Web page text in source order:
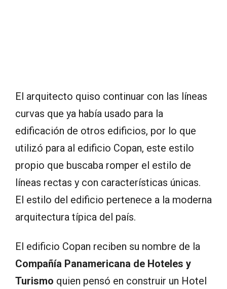
El arquitecto quiso continuar con las líneas
curvas que ya había usado para la
edificación de otros edificios, por lo que
utilizó para al edificio Copan, este estilo
propio que buscaba romper el estilo de
líneas rectas y con características únicas.
El estilo del edificio pertenece a la moderna
arquitectura típica del país.
El edificio Copan reciben su nombre de la
Compañía Panamericana de Hoteles y
Turismo quien pensó en construir un Hotel